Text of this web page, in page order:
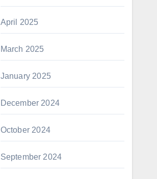
April 2025
March 2025
January 2025
December 2024
October 2024
September 2024